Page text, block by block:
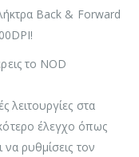
Back & Forward
το NOD
λειτουργίες στα
έλεγχο όπως
ρυθμίσεις τον